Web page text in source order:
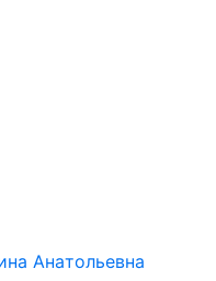
Анатольевна